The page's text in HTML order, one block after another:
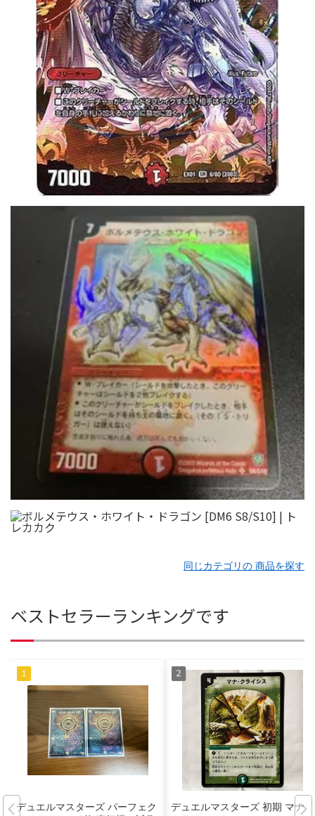
同じカテゴリの 商品を探す
ベストセラーランキングです
デュエルマスターズ パーフェク
デュエルマスターズ 初期 マナ・